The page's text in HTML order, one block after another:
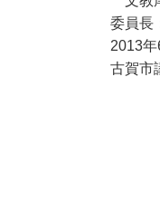
委員長
2013年
古賀市